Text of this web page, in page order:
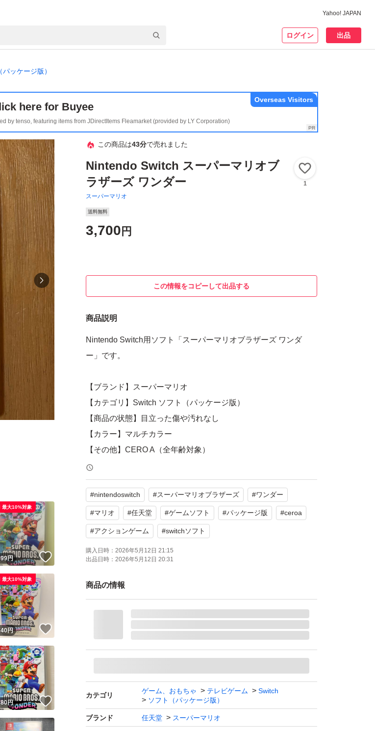
Yahoo! JAPAN
ログイン 出品
パッケージ版）
here for Buyee
by tenso, featuring items from JDirectItems Fleamarket (provided by LY Corporation)
Overseas Visitors
この商品は43分で売れました
Nintendo Switch スーパーマリオブ
ラザーズ ワンダー
スーパーマリオ
1
送料無料
3,700 円
この情報をコピーして出品する
商品説明
Nintendo Switch用ソフト「スーパーマリオブラザーズ ワンダ
ー」です。
【ブランド】スーパーマリオ
【カテゴリ】Switch ソフト（パッケージ版）
【商品の状態】目立った傷や汚れなし
【カラー】マルチカラー
【その他】CERO A（全年齢対象）
パッケージに目立った傷や汚れは見られず、全体的に良好な状態
です。動作確認済みです。
よろしくお願いいたします。
#nintendoswitch #スーパーマリオブラザーズ #ワンダー
#マリオ #任天堂 #ゲームソフト #パッケージ版 #ceroa
#アクションゲーム #switchソフト
購入日時： 2026年5月12日 21:15
出品日時： 2026年5月12日 20:31
商品の情報
カテゴリ
ゲーム、おもちゃ テレビゲーム
Switch
ソフト（パッケージ版）
ブランド 任天堂 スーパーマリオ
！
円
最大10%対象
！円
最大10%対象
！
円